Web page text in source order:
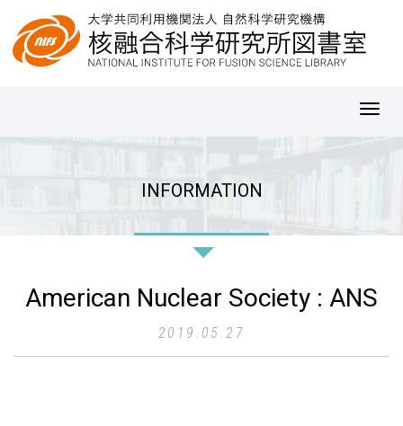
INFORMATION
American Nuclear Society : ANS
2019.05.27